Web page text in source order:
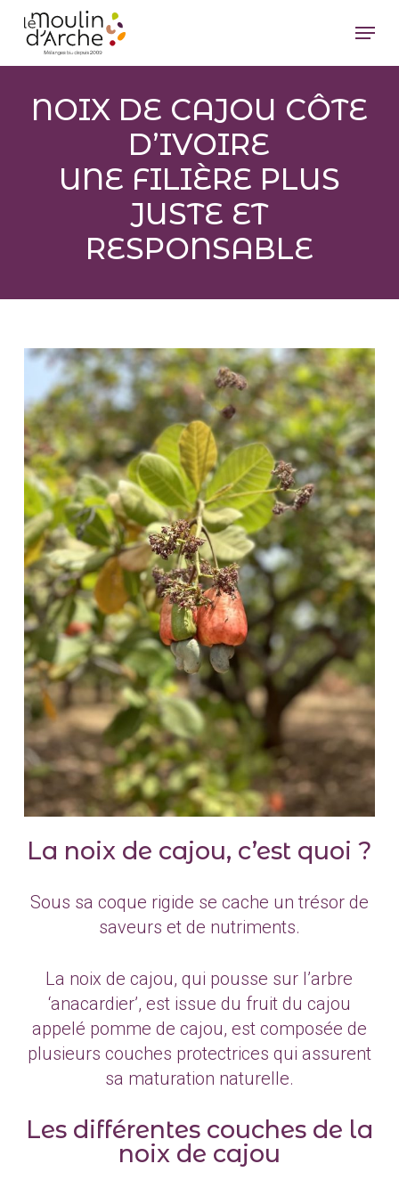
Passer
contenu
Menu
NOIX DE CAJOU CÔTE
D’IVOIRE
UNE FILIÈRE PLUS
JUSTE ET
RESPONSABLE
La noix de cajou, c’est quoi ?
Sous sa coque rigide se cache un trésor de
saveurs et de nutriments.
La noix de cajou, qui pousse sur l’arbre
‘anacardier’, est issue du fruit du cajou
appelé pomme de cajou, est composée de
plusieurs couches protectrices qui assurent
sa maturation naturelle.
Les différentes couches de la
noix de cajou
menu